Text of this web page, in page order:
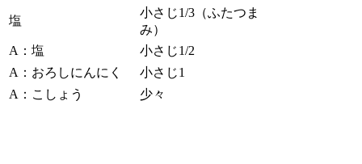
塩
小さじ1/3（ふたつま
み）
A：塩
小さじ1/2
A：おろしにんにく
小さじ1
A：こしょう
少々